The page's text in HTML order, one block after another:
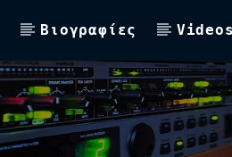
Βιογραφίες Videos